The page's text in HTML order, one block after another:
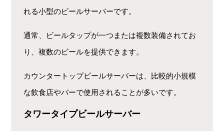
れる小型のビールサーバーです。
通常、ビールタップが一つまたは複数装備されてお
り、複数のビールを提供できます。
カウンタートップビールサーバーは、比較的小規模
な飲食店やバーで使用されることが多いです。
タワータイプビールサーバー